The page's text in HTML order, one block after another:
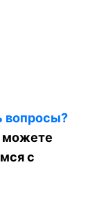
вопросы?
можете
с